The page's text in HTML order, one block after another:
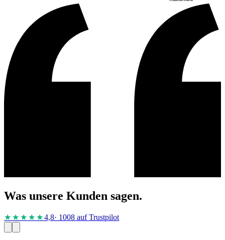
Was unsere Kunden sagen.
★★★★ ★4,8· 1008 auf Trustpilot